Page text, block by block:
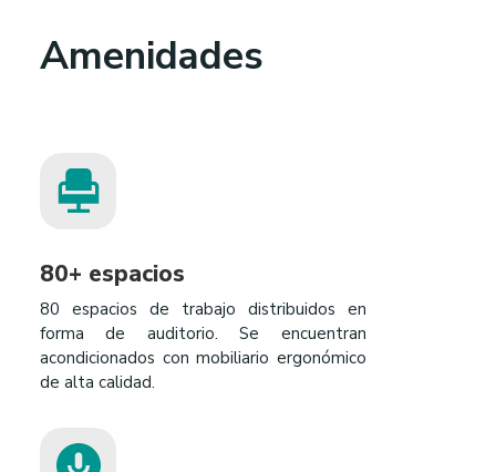
Amenidades
80+ espacios
80 espacios de trabajo distribuidos en
forma de auditorio. Se encuentran
acondicionados con mobiliario ergonómico
de alta calidad.